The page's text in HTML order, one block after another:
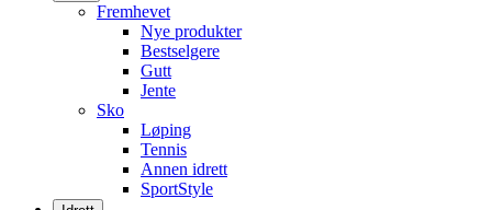
Fremhevet
Nye produkter
Bestselgere
Gutt
Jente
Sko
Løping
Tennis
Annen idrett
SportStyle